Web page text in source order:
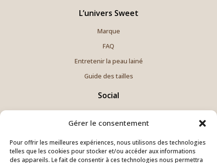
Gérer le consentement
Pour offrir les meilleures expériences, nous utilisons des technologies
telles que les cookies pour stocker et/ou accéder aux informations
des appareils. Le fait de consentir à ces technologies nous permettra
L’univers Sweet
Marque
FAQ
Entretenir la peau lainé
Guide des tailles
Social
Instagram
Facebook
Pinterest
Linkedin